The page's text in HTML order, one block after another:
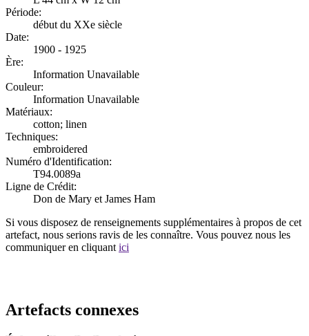
Période:
début du XXe siècle
Date:
1900 - 1925
Ère:
Information Unavailable
Couleur:
Information Unavailable
Matériaux:
cotton; linen
Techniques:
embroidered
Numéro d'Identification:
T94.0089a
Ligne de Crédit:
Don de Mary et James Ham
Si vous disposez de renseignements supplémentaires à propos de cet
artefact, nous serions ravis de les connaître. Vous pouvez nous les
communiquer en cliquant ici
Artefacts connexes